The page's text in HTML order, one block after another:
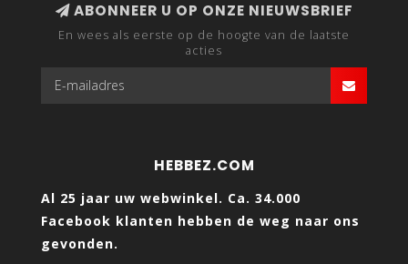
ABONNEER U OP ONZE NIEUWSBRIEF
En wees als eerste op de hoogte van de laatste
acties
HEBBEZ.COM
Al 25 jaar uw webwinkel. Ca. 34.000
Facebook klanten hebben de weg naar ons
gevonden.